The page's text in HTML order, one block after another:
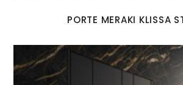
PORTE MERAKI KLISSA